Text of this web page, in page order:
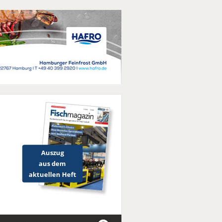
Auszug
aus dem
aktuellen Heft